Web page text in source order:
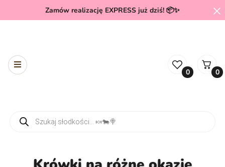
Zamów realizację EXPRESS już dziś! 📦✨
0 0